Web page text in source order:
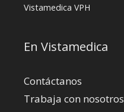
Vistamedica VPH
En Vistamedica
Contáctanos
Trabaja con nosotros